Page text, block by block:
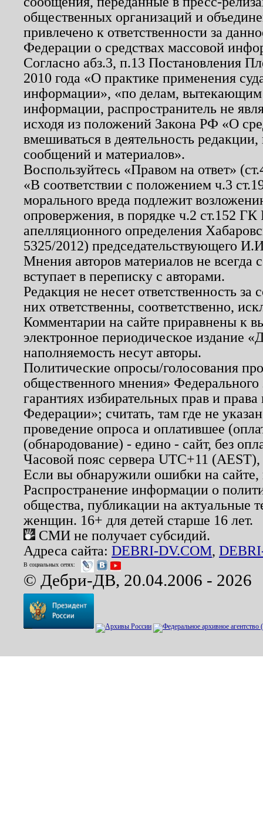
общественных организаций и
привлечено к ответственности за
Федерации о средствах массовой
Согласно абз.3, п.13 Постановления
2010 года «О практике применения
информации», «по делам, вытекающим
информации, распространитель не
исходя из положений Закона РФ «О
вмешиваться в деятельность
сообщений и материалов».
Воспользуйтесь «Правом на ответ»
«В соответствии с положением ч.3
морального вреда подлежит
опровержения, в порядке ч.2 ст.152
апелляционного определения
5325/2012) председательствующего
Мнения авторов материалов не
вступает в переписку с авторами.
Редакция не несет ответственность
них ответственны, соответственно,
Комментарии на сайте приравнены к
электронное периодическое издание
наполняемость несут авторы.
Политические опросы/голосования
общественного мнения»
гарантиях избирательных прав и
Федерации»; считать, там где не
проведение опроса и оплатившее
(обнародование) - едино - сайт, без
Часовой пояс сервера UTC+11
Если вы обнаружили ошибки на
Распространение информации о
общества, публикации на актуальные
женщин. 16+ для детей старше 16 лет.
СМИ не получает субсидий.
Адреса сайта: DEBRI-DV.COM,
В социальных сетях:
© Дебри-ДВ, 20.04.2006 - 2026